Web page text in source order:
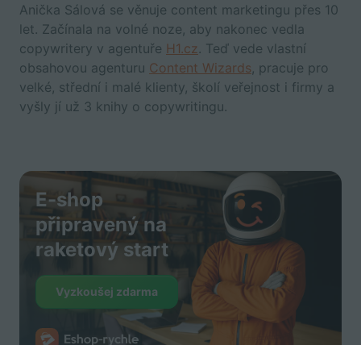
Anička Sálová se věnuje content marketingu přes 10
let. Začínala na volné noze, aby nakonec vedla
copywritery v agentuře H1.cz . Teď vede vlastní
obsahovou agenturu Content Wizards , pracuje pro
velké, střední i malé klienty, školí veřejnost i firmy a
vyšly jí už 3 knihy o copywritingu.
E-shop
připravený na
raketový start
Vyzkoušej zdarma